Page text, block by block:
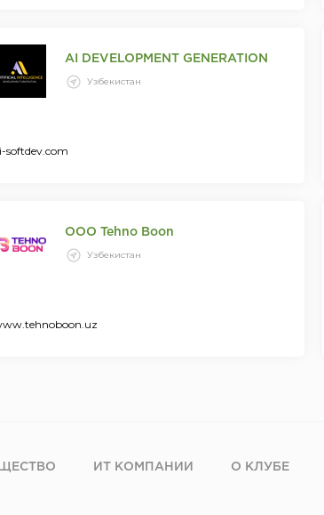
AI DEVELOPMENT GENERATION
Узбекистан
softdev.com
OOO Tehno Boon
Узбекистан
ИТ КОМПАНИИ О КЛУБЕ